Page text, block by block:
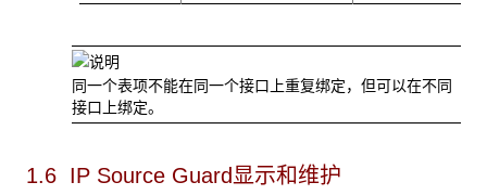
同一个表项不能在同一个接口上重复绑定，但可以在不同
接口上绑定。
1.6 IP Source Guard 显示和维护